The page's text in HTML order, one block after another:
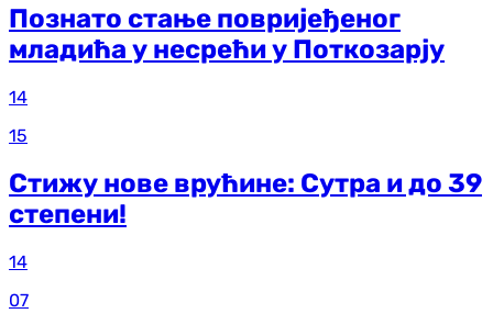
Познато стање повријеђеног
младића у несрећи у Поткозарју
14
15
Стижу нове врућине: Сутра и до 39
степени!
14
07